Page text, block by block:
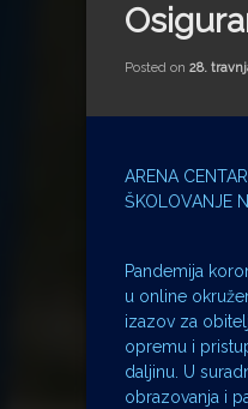
Posted on 28.
ARENA
ŠKOLOVANJE
Pandemija
u online
izazov za
opremu i
daljinu. U
obrazovanja i